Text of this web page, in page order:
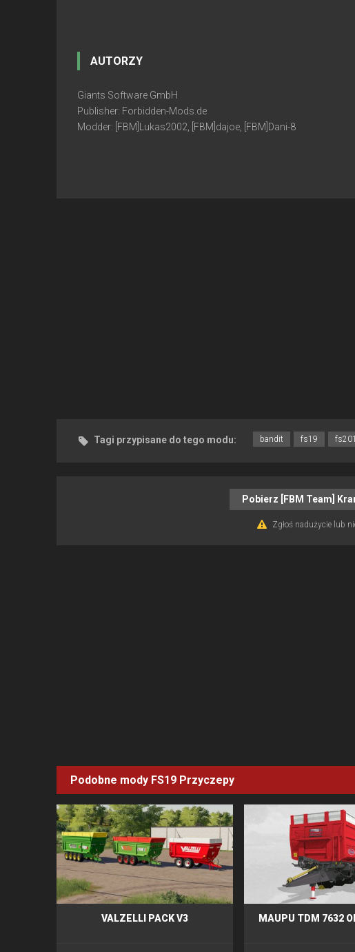
AUTORZY
Giants Software GmbH
Publisher: Forbidden-Mods.de
Modder: [FBM]Lukas2002, [FBM]dajoe, [FBM]Dani-8
Tagi przypisane do tego modu: bandit fs19
Pobierz [FBM Team]
Zgłoś nadużycie lub
Podobne mody FS19 Przyczepy
VALZELLI PACK V3 MAUPU TDM 7632